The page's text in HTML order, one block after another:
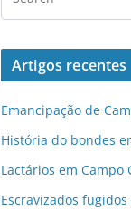
Artigos recentes
Emancipação de
História do bondes
Lactários em Campo
Escravizados fugidos